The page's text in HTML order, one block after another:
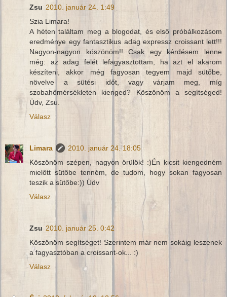
Zsu 2010. január 24. 1:49
Szia Limara!
A héten találtam meg a blogodat, és első próbálkozásom
eredménye egy fantasztikus adag expressz croissant lett!!!
Nagyon-nagyon köszönöm!! Csak egy kérdésem lenne
még: az adag felét lefagyasztottam, ha azt el akarom
készíteni, akkor még fagyosan tegyem majd sütőbe,
növelve a sütési időt, vagy várjam meg, míg
szobahőmérsékleten kienged? Köszönöm a segítséged!
Üdv, Zsu.
Válasz
Limara
2010. január 24. 18:05
Köszönöm szépen, nagyon örülök! :)Én kicsit kiengedném
mielőtt sütőbe tenném, de tudom, hogy sokan fagyosan
teszik a sütőbe:)) Üdv
Válasz
Zsu 2010. január 25. 0:42
Köszönöm segítséget! Szerintem már nem sokáig leszenek
a fagyasztóban a croissant-ok... :)
Válasz